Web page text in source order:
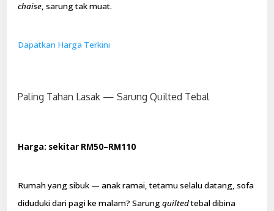
chaise, sarung tak muat.
Dapatkan Harga Terkini
Paling Tahan Lasak — Sarung Quilted Tebal
Harga: sekitar RM50–RM110
Rumah yang sibuk — anak ramai, tetamu selalu datang, sofa
diduduki dari pagi ke malam? Sarungquiltedtebal dibina